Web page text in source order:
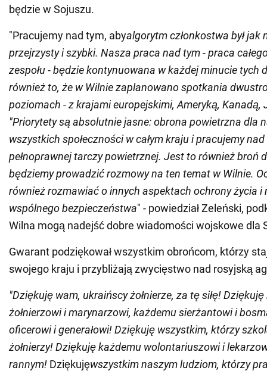
będzie w Sojuszu.
"Pracujemy nad tym, abyalgorytm członkostwa był jak
przejrzysty i szybki. Nasza praca nad tym - praca
zespołu - będzie kontynuowana w każdej minucie tych
również to, że w Wilnie zaplanowano spotkania
poziomach - z krajami europejskimi, Ameryką, Kanadą,
"Priorytety są absolutnie jasne: obrona powietrzna dla
wszystkich społeczności w całym kraju i pracujemy
pełnoprawnej tarczy powietrznej. Jest to również broń
będziemy prowadzić rozmowy na ten temat w Wilnie.
również rozmawiać o innych aspektach ochrony życia i
wspólnego bezpieczeństwa" - powiedział Zeleński,
Wilna mogą nadejść dobre wiadomości wojskowe dla
Gwarant podziękował wszystkim obrońcom, którzy
swojego kraju i przybliżają zwycięstwo nad rosyjską
"Dziękuję wam, ukraińscy żołnierze, za tę siłę!
żołnierzowi i marynarzowi, każdemu sierżantowi i
oficerowi i generałowi! Dziękuję wszystkim, którzy
żołnierzy! Dziękuję każdemu wolontariuszowi i
rannym! Dziękujęwszystkim naszym ludziom, którzy